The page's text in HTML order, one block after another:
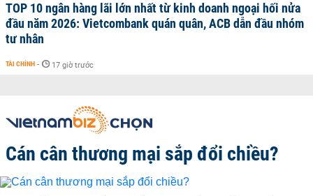
TOP 10 ngân hàng lãi lớn nhất từ kinh doanh ngoại hối nửa
đầu năm 2026: Vietcombank quán quân, ACB dẫn đầu nhóm
tư nhân
TÀI CHÍNH - 17 giờ trước
Cán cân thương mại sắp đổi chiều?